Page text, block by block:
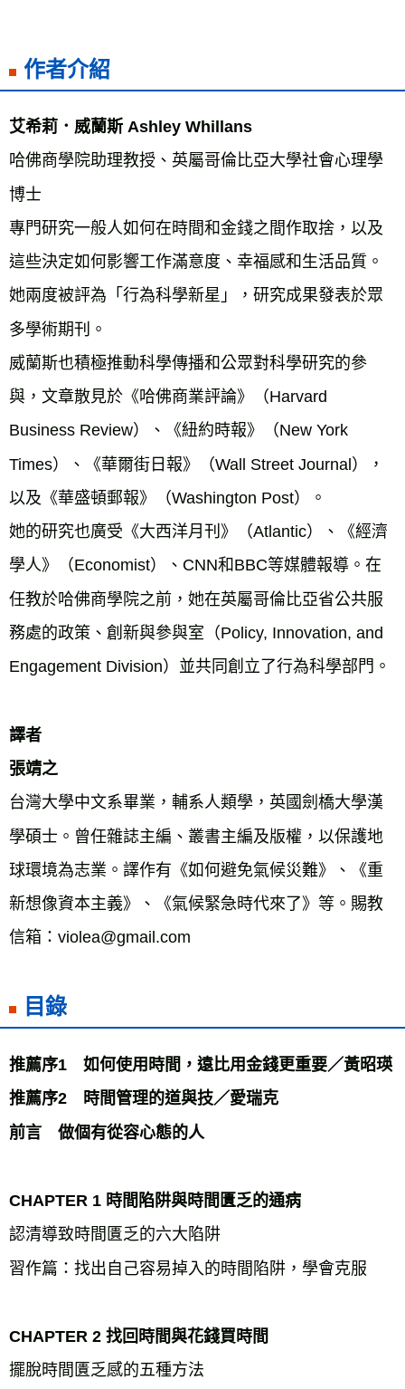
作者介紹
艾希莉．威蘭斯 Ashley Whillans
哈佛商學院助理教授、英屬哥倫比亞大學社會心理學
博士
專門研究一般人如何在時間和金錢之間作取捨，以及
這些決定如何影響工作滿意度、幸福感和生活品質。
她兩度被評為「行為科學新星」，研究成果發表於眾
多學術期刊。
威蘭斯也積極推動科學傳播和公眾對科學研究的參
與，文章散見於《哈佛商業評論》（Harvard
Business Review）、《紐約時報》（New York
Times）、《華爾街日報》（Wall Street Journal），
以及《華盛頓郵報》（Washington Post）。
她的研究也廣受《大西洋月刊》（Atlantic）、《經濟
學人》（Economist）、CNN和BBC等媒體報導。在
任教於哈佛商學院之前，她在英屬哥倫比亞省公共服
務處的政策、創新與參與室（Policy, Innovation, and
Engagement Division）並共同創立了行為科學部門。
譯者
張靖之
台灣大學中文系畢業，輔系人類學，英國劍橋大學漢
學碩士。曾任雜誌主編、叢書主編及版權，以保護地
球環境為志業。譯作有《如何避免氣候災難》、《重
新想像資本主義》、《氣候緊急時代來了》等。賜教
目錄
推薦序1　如何使用時間，遠比用金錢更重要／黃昭瑛
推薦序2　時間管理的道與技／愛瑞克
前言　做個有從容心態的人
CHAPTER 1 時間陷阱與時間匱乏的通病
認清導致時間匱乏的六大陷阱
習作篇：找出自己容易掉入的時間陷阱，學會克服
CHAPTER 2 找回時間與花錢買時間
擺脫時間匱乏感的五種方法